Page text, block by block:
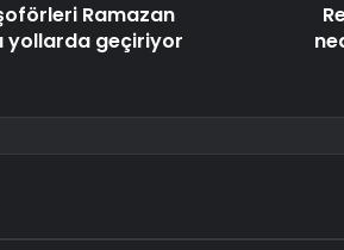
Ramazan
yollarda geçiriyor